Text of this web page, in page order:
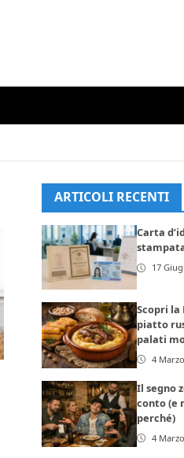
ARTICOLI RECENTI
Carta
17
Scopri la
piatto
palati
4
Il segno
conto (e
perché)
4